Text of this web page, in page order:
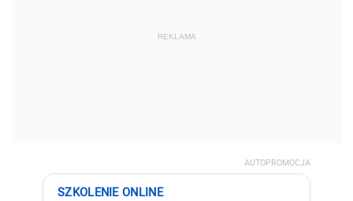
REKLAMA
AUTOPROMOCJA
SZKOLENIE ONLINE